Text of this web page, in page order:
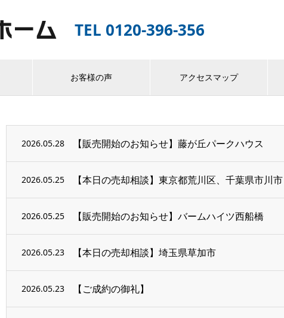
TEL 0120-396-356
お客様の声 アクセスマップ
2026.05.28 【販売開始のお知らせ】藤が丘パークハウス
2026.05.25 【本日の売却相談】東京都荒川区、千葉県市川市
2026.05.25 【販売開始のお知らせ】バームハイツ西船橋
2026.05.23 【本日の売却相談】埼玉県草加市
2026.05.23 【ご成約の御礼】